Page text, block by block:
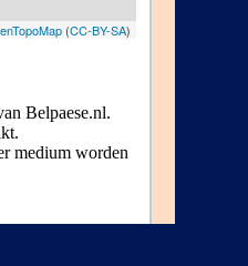
(CC-BY-SA)
Belpaese.nl.
medium worden